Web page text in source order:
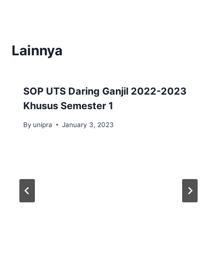
Lainnya
SOP UTS Daring Ganjil 2022-2023
Khusus Semester 1
By unipra January 3, 2023